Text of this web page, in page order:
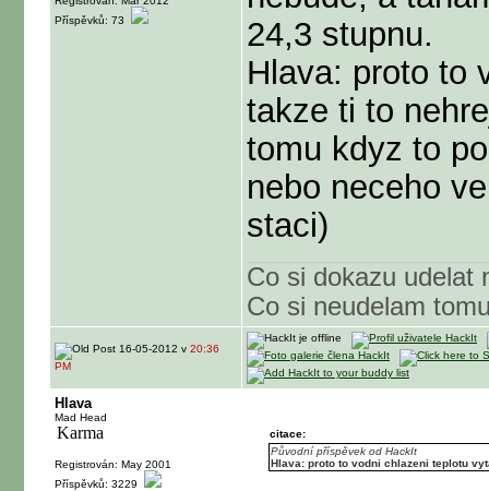
Příspěvků: 73
24,3 stupnu.
Hlava: proto to
takze ti to
tomu kdyz to
nebo neceho
staci)
Co si dokazu udelat
Co si neudelam
16-05-2012 v 20:36
PM
Hlava
Mad Head
Registrován: May 2001
Příspěvků: 3229
citace:
Původní příspěvek od HackIt
Hlava: proto to vodni chlazeni teplotu